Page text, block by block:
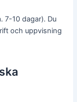
7-10 dagar). Du
och uppvisning